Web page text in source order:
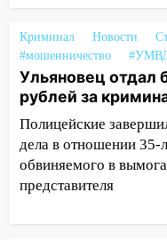
11:17
В
хозяйственные
11:00 В
10:18
уничтожено
регионе
10:00
Криминал Новости
#мошенничество
Ульяновец отдал
рублей за
Полицейские
дела в отношении 35-
обвиняемого в
представителя